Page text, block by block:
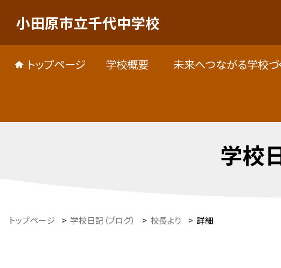
小田原市立千代中学校
トップページ 学校概要 未来へつながる学校づ
学校
トップページ > 学校日記（ブログ） > 校長より > 詳細